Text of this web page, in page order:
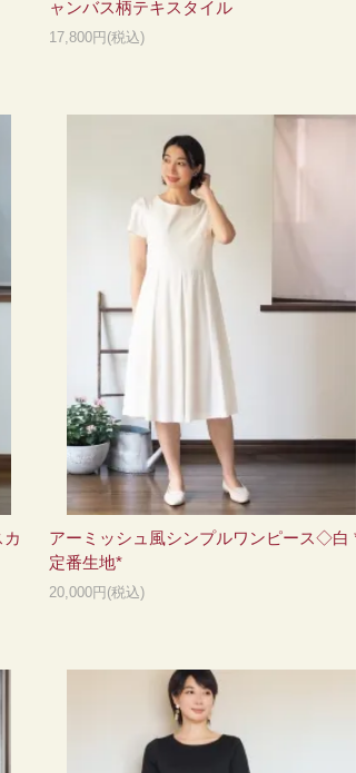
ャンバス柄テキスタイル
17,800円(税込)
アーミッシュ風シンプルワンピース◇白
定番生地*
20,000円(税込)